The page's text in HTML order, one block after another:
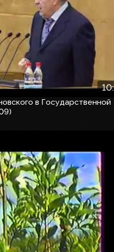
в Государственной